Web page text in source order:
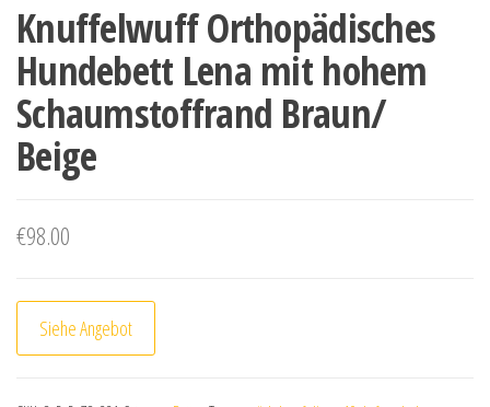
Knuffelwuff Orthopädisches
Hundebett Lena mit hohem
Schaumstoffrand Braun/
Beige
€98.00
Siehe Angebot